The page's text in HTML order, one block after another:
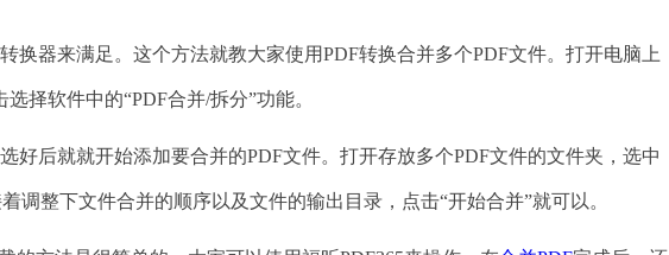
器来满足。这个方法就教大家使用PDF转换合并多个PDF文件。打开电脑上
择软件中的“PDF合并/拆分”功能。
后就就开始添加要合并的PDF文件。打开存放多个PDF文件的文件夹，选中
调整下文件合并的顺序以及文件的输出目录，点击“开始合并”就可以。